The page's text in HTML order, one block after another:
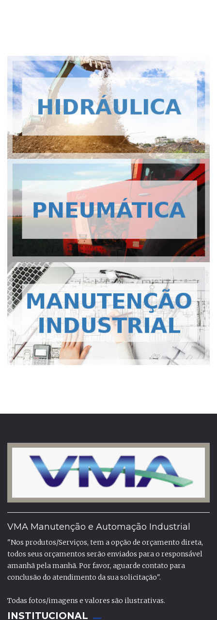
VMA Manutenção e Automação Industrial
"Nos produtos/Serviços, tem a opção de orçamento direta,
todos seus orçamentos serão enviados para o responsável
amanhã pela manhã. Por favor, aguarde contato para
conclusão do atendimento da sua solicitação".
Todas fotos/imagens e valores são ilustrativas.
INSTITUCIONAL